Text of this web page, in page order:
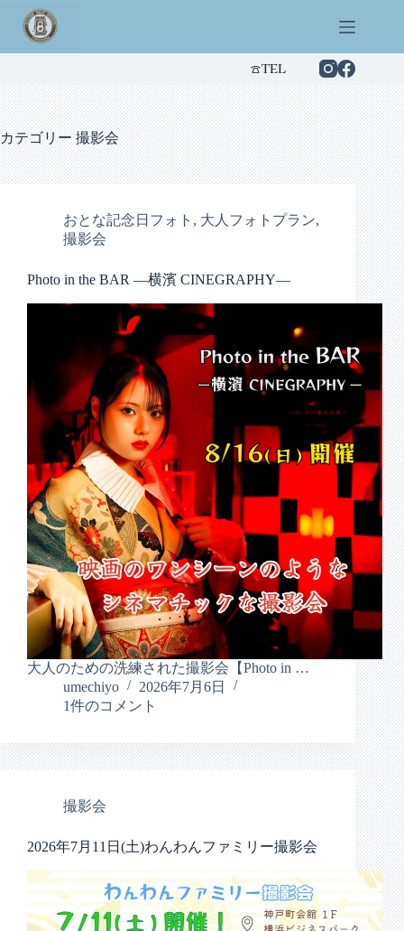
ツ
へ
ス
キ
ッ
プ
☎︎TEL
カテゴリー撮影会
おとな記念日フォト , 大人フォトプラン,
撮影会
Photo in the BAR —横濱 CINEGRAPHY—
大人のための洗練された撮影会【Photo in …
umechiyo
2026年7月6日
1件のコメント
撮影会
2026年7月11日(土)わんわんファミリー撮影会